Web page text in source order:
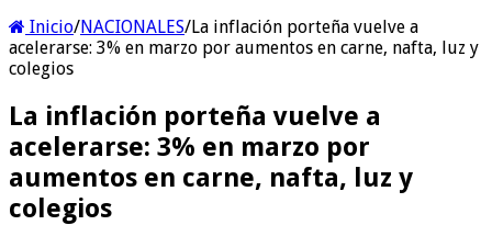
Inicio/NACIONALES/La inflación porteña vuelve a
acelerarse: 3% en marzo por aumentos en carne, nafta, luz y
colegios
La inflación porteña vuelve a
acelerarse: 3% en marzo por
aumentos en carne, nafta, luz y
colegios